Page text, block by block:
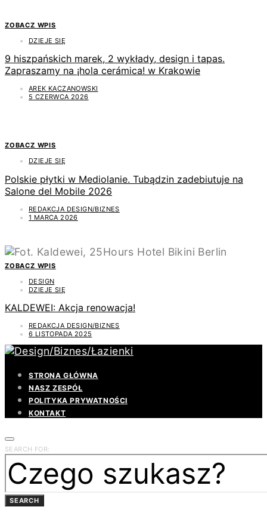
ZOBACZ WPIS
DZIEJE SIĘ
9 hiszpańskich marek, 2 wykłady, design i tapas.
Zapraszamy na ¡hola cerámica! w Krakowie
AREK KACZANOWSKI
5 CZERWCA 2026
ZOBACZ WPIS
DZIEJE SIĘ
Polskie płytki w Mediolanie. Tubądzin zadebiutuje na
Salone del Mobile 2026
REDAKCJA DESIGN/BIZNES
1 MARCA 2026
ZOBACZ WPIS
DESIGN
DZIEJE SIĘ
KALDEWEI: Akcja renowacja!
REDAKCJA DESIGN/BIZNES
6 LISTOPADA 2025
STRONA GŁÓWNA
NASZ ZESPÓŁ
POLITYKA PRYWATNOŚCI
KONTAKT
SEARCH FOR:
SEARCH